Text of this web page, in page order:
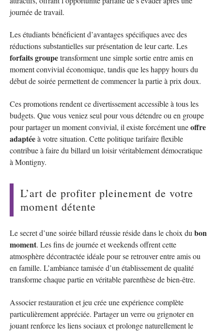
journée de travail.
Les étudiants bénéficient d’avantages spécifiques avec des
réductions substantielles sur présentation de leur carte. Les
forfaits groupetransforment une simple sortie entre amis en
moment convivial économique, tandis que les happy hours du
début de soirée permettent de commencer la partie à prix doux.
Ces promotions rendent ce divertissement accessible à tous les
budgets. Que vous veniez seul pour vous détendre ou en groupe
pour partager un moment convivial, il existe forcément uneoffre
adaptéeà votre situation. Cette politique tarifaire flexible
contribue à faire du billard un loisir véritablement démocratique
à Montigny.
L’art de profiter pleinement de votre
moment détente
Le secret d’une soirée billard réussie réside dans le choix du bon
moment. Les fins de journée et weekends offrent cette
atmosphère décontractée idéale pour se retrouver entre amis ou
en famille. L’ambiance tamisée d’un établissement de qualité
transforme chaque partie en véritable parenthèse de bien-être.
Associer restauration et jeu crée une expérience complète
particulièrement appréciée. Partager un verre ou grignoter en
jouant renforce les liens sociaux et prolonge naturellement le